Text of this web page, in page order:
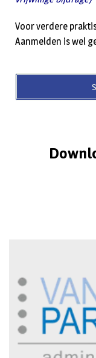
Voor verdere
Aanmelden is wel